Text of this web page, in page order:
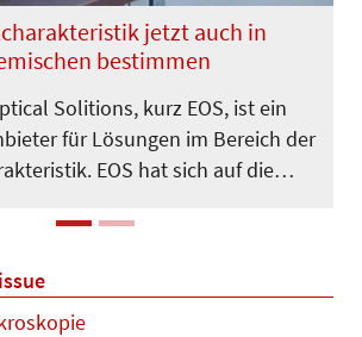
jetzt auch in
bestimmen
Solitions, kurz EOS, ist ein
für Lösungen im Bereich der
EOS hat sich auf die…